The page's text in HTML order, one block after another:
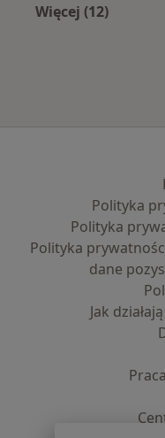
Więcej (12)
Polityka
Polityka
Polityka
dane
Jak
Praca